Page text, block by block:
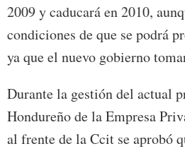
2009 y caducará en 2010,
condiciones de que se podrá
ya que el nuevo gobierno
Durante la gestión del actual
Hondureño de la Empresa
al frente de la Ccit se aprobó